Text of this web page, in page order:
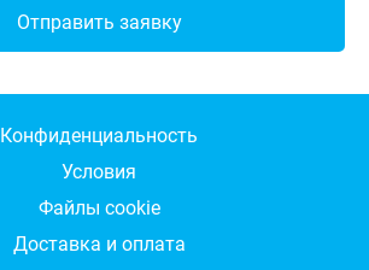
Конфиденциальность
Условия
Файлы cookie
Доставка и оплата